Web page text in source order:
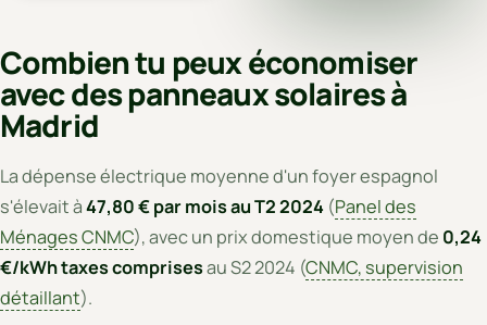
Combien tu peux économiser
avec des panneaux solaires à
Madrid
La dépense électrique moyenne d'un foyer espagnol
s'élevait à47,80 € par mois au T2 2024 (Panel des
Ménages CNMC), avec un prix domestique moyen de 0,24
€/kWh taxes comprisesau S2 2024 (CNMC, supervision
détaillant).